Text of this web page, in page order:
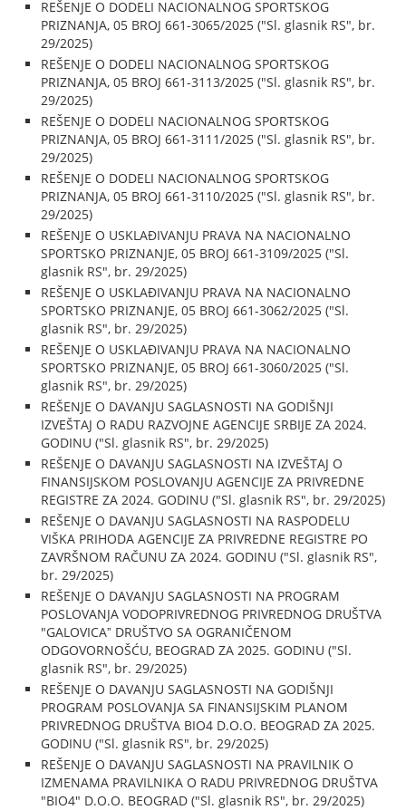
REŠENJE O DODELI NACIONALNOG SPORTSKOG
PRIZNANJA, 05 BROJ 661-3065/2025 ("Sl. glasnik RS", br.
29/2025)
REŠENJE O DODELI NACIONALNOG SPORTSKOG
PRIZNANJA, 05 BROJ 661-3113/2025 ("Sl. glasnik RS", br.
29/2025)
REŠENJE O DODELI NACIONALNOG SPORTSKOG
PRIZNANJA, 05 BROJ 661-3111/2025 ("Sl. glasnik RS", br.
29/2025)
REŠENJE O DODELI NACIONALNOG SPORTSKOG
PRIZNANJA, 05 BROJ 661-3110/2025 ("Sl. glasnik RS", br.
29/2025)
REŠENJE O USKLAĐIVANJU PRAVA NA NACIONALNO
SPORTSKO PRIZNANJE, 05 BROJ 661-3109/2025 ("Sl.
glasnik RS", br. 29/2025)
REŠENJE O USKLAĐIVANJU PRAVA NA NACIONALNO
SPORTSKO PRIZNANJE, 05 BROJ 661-3062/2025 ("Sl.
glasnik RS", br. 29/2025)
REŠENJE O USKLAĐIVANJU PRAVA NA NACIONALNO
SPORTSKO PRIZNANJE, 05 BROJ 661-3060/2025 ("Sl.
glasnik RS", br. 29/2025)
REŠENJE O DAVANJU SAGLASNOSTI NA GODIŠNJI
IZVEŠTAJ O RADU RAZVOJNE AGENCIJE SRBIJE ZA 2024.
GODINU ("Sl. glasnik RS", br. 29/2025)
REŠENJE O DAVANJU SAGLASNOSTI NA IZVEŠTAJ O
FINANSIJSKOM POSLOVANJU AGENCIJE ZA PRIVREDNE
REGISTRE ZA 2024. GODINU ("Sl. glasnik RS", br. 29/2025)
REŠENJE O DAVANJU SAGLASNOSTI NA RASPODELU
VIŠKA PRIHODA AGENCIJE ZA PRIVREDNE REGISTRE PO
ZAVRŠNOM RAČUNU ZA 2024. GODINU ("Sl. glasnik RS",
br. 29/2025)
REŠENJE O DAVANJU SAGLASNOSTI NA PROGRAM
POSLOVANJA VODOPRIVREDNOG PRIVREDNOG DRUŠTVA
"GALOVICAˮ DRUŠTVO SA OGRANIČENOM
ODGOVORNOŠĆU, BEOGRAD ZA 2025. GODINU ("Sl.
glasnik RS", br. 29/2025)
REŠENJE O DAVANJU SAGLASNOSTI NA GODIŠNJI
PROGRAM POSLOVANJA SA FINANSIJSKIM PLANOM
PRIVREDNOG DRUŠTVA BIO4 D.O.O. BEOGRAD ZA 2025.
GODINU ("Sl. glasnik RS", br. 29/2025)
REŠENJE O DAVANJU SAGLASNOSTI NA PRAVILNIK O
IZMENAMA PRAVILNIKA O RADU PRIVREDNOG DRUŠTVA
"BIO4" D.O.O. BEOGRAD ("Sl. glasnik RS", br. 29/2025)